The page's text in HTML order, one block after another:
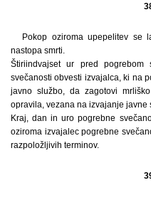
Pokop oziroma upepelitev se
nastopa smrti.
Štiriindvajset ur pred pogrebom
svečanosti obvesti izvajalca, ki na
javno službo, da zagotovi
opravila, vezana na izvajanje javne
Kraj, dan in uro pogrebne
oziroma izvajalec pogrebne
razpoložljivih terminov.